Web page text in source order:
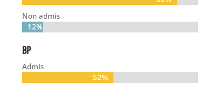
Non admis
12%
12%
BP
Admis
52%
52%